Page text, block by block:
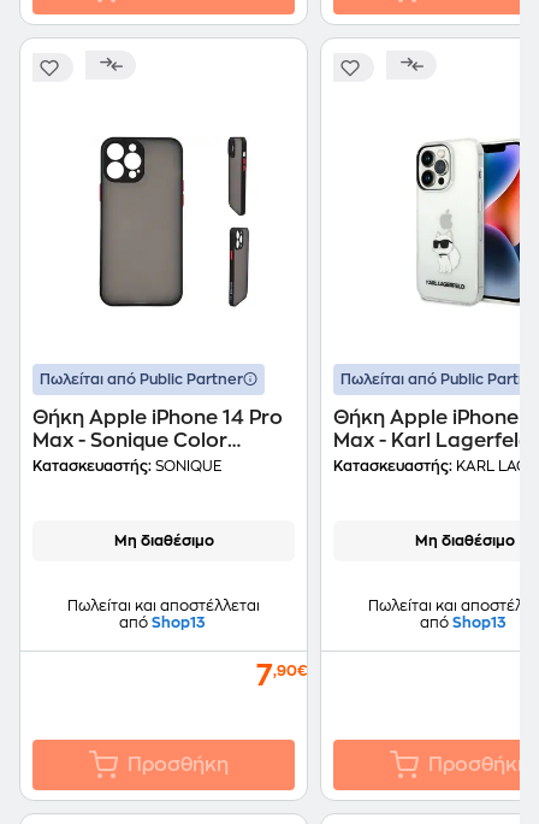
Πωλείται από Public Partner
Θήκη Apple iPhone 14 Pro
Max - Sonique Color
Button Bumper - Μαύρο
Κατασκευαστής: SONIQUE
Μη διαθέσιμο
Πωλείται και αποστέλλεται
από Shop13
7,90€
Προσθήκη
Πωλείται από Public
Θήκη Apple iPhone
Max - Karl Lagerfeld
Ikonik Back Cover
Κατασκευαστής: KARL
Μη διαθέσιμο
Πωλείται και
από Shop13
Προσθήκη